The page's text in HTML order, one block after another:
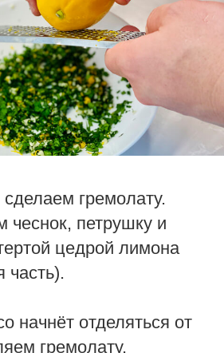
гремолату.
чеснок, петрушку и
цедрой лимона
часть).
начнёт отделяться от
гремолату,